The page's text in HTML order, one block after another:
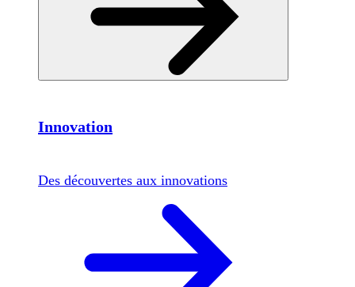
Innovation
Des découvertes aux innovations